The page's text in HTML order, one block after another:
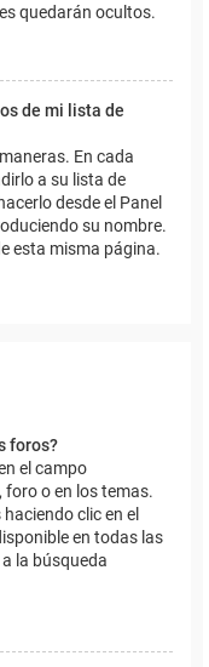
quedarán ocultos.
de mi lista de
En cada
a su lista de
desde el Panel
su nombre.
esta misma página.
foros?
el campo
foro o en los temas.
clic en el
en todas las
la búsqueda